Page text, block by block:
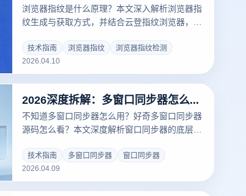
浏览器指纹是什么原理？本文深入解析浏览器指
纹生成与获取方式，并结合云登指纹浏览器，教
技术指南 浏览器指纹
浏览器指纹检测
2026.04.10
2026深度拆解：多窗口同步器怎么用？附多开防封高阶实操指南
不知道多窗口同步器怎么用？好奇多窗口同步器
源码怎么看？本文深度解析窗口同步器的底层
云登多开浏览器的物理级环境隔离技术与自带同
步功能，手把手教您安全实现多账号矩阵高效运
营，告别封号难题。
技术指南 多窗口同步器
窗口同步器
2026.04.09